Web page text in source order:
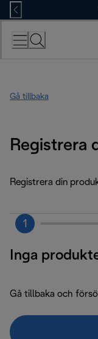
Skip
to
Content
Gå tillbaka
Registrera
Registrera din
1
Inga
Gå tillbaka och